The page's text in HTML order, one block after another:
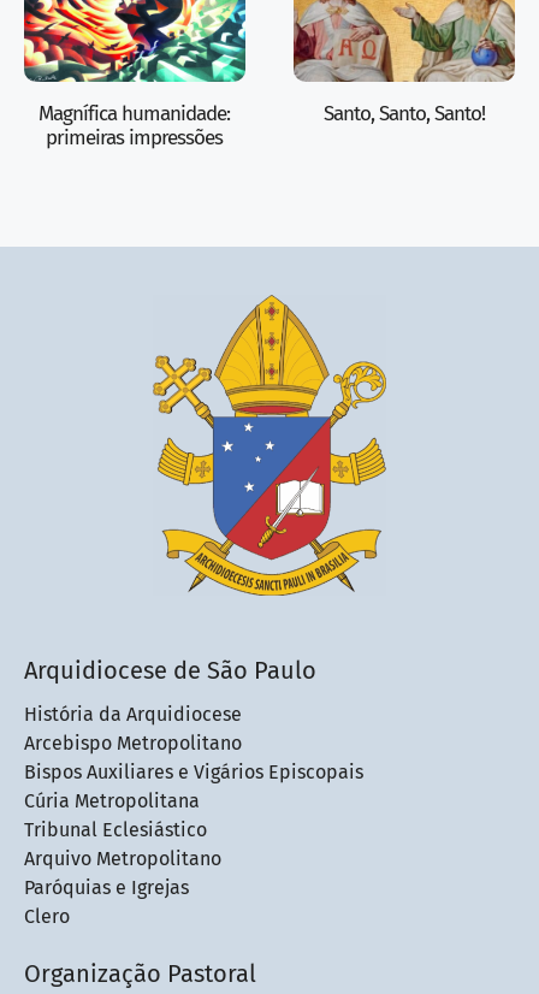
Magnífica humanidade:
primeiras impressões
Santo, Santo, Santo!
Arquidiocese de São Paulo
História da Arquidiocese
Arcebispo Metropolitano
Bispos Auxiliares e Vigários Episcopais
Cúria Metropolitana
Tribunal Eclesiástico
Arquivo Metropolitano
Paróquias e Igrejas
Clero
Organização Pastoral